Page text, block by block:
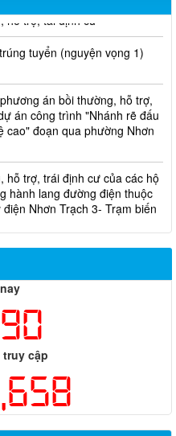
tuyển (nguyện vọng 1)
án bồi thường, hỗ trợ,
án công trình "Nhánh rẽ đấu
cao" đoạn qua phường Nhơn
trợ, trái định cư của các hộ
hành lang đường điện thuộc
Nhơn Trạch 3- Trạm biến
án bồi thường, hỗ trợ, tái
hồi thuộc dự án nâng cấp
Nhơn Trạch ra Quốc lộ
Trạch
cập